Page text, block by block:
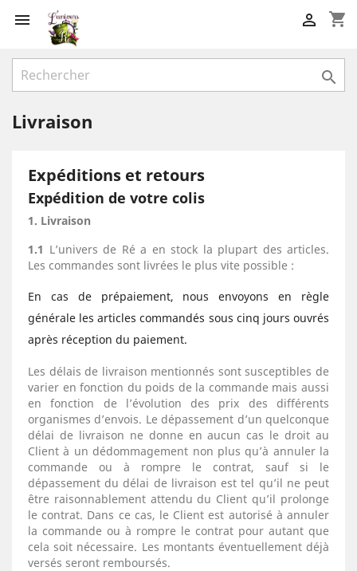
 shopping_cart


Livraison
Expéditions et retours
Expédition de votre colis
1. Livraison
1.1 L’univers de Ré a en stock la plupart des articles.
Les commandes sont livrées le plus vite possible :
En cas de prépaiement, nous envoyons en règle
générale les articles commandés sous cinq jours ouvrés
après réception du paiement.
Les délais de livraison mentionnés sont susceptibles de
varier en fonction du poids de la commande mais aussi
en fonction de l’évolution des prix des différents
organismes d’envois. Le dépassement d’un quelconque
délai de livraison ne donne en aucun cas le droit au
Client à un dédommagement non plus qu’à annuler la
commande ou à rompre le contrat, sauf si le
dépassement du délai de livraison est tel qu’il ne peut
être raisonnablement attendu du Client qu’il prolonge
le contrat. Dans ce cas, le Client est autorisé à annuler
la commande ou à rompre le contrat pour autant que
cela soit nécessaire. Les montants éventuellement déjà
versés seront remboursés.